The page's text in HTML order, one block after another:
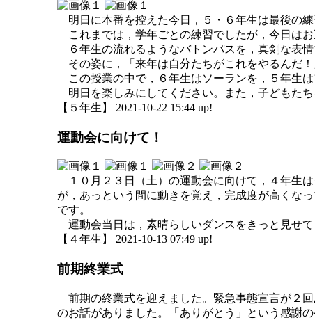
明日に本番を控えた今日，５・６年生は最後の練
これまでは，学年ごとの練習でしたが，今日はお
６年生の流れるようなバトンパスを，真剣な表情
その姿に，「来年は自分たちがこれをやるんだ！
この授業の中で，６年生はソーランを，５年生
明日を楽しみにしてください。また，子どもたち
【５年生】 2021-10-22 15:44 up!
運動会に向けて！
１０月２３日（土）の運動会に向けて，４年生
が，あっという間に動きを覚え，完成度が高くな
です。
運動会当日は，素晴らしいダンスをきっと見せて
【４年生】 2021-10-13 07:49 up!
前期終業式
前期の終業式を迎えました。緊急事態宣言が２
のお話がありました。「ありがとう」という感謝